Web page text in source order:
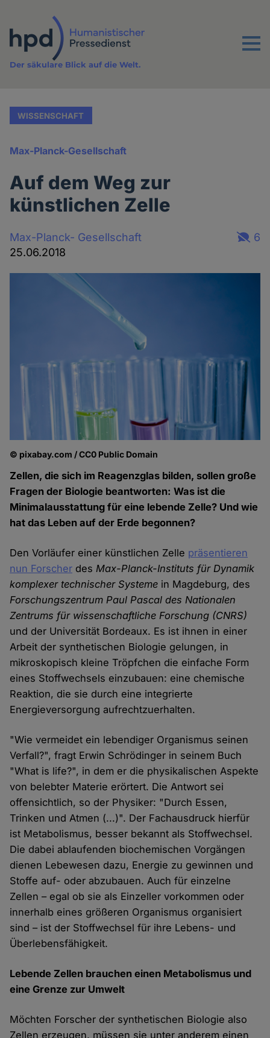
Inhalt
Menu
Der säkulare Blick auf die Welt.
WISSENSCHAFT
Max-Planck-Gesellschaft
Auf dem Weg zur
künstlichen Zelle
Max-Planck- Gesellschaft
25.06.2018
6
© pixabay.com / CC0 Public Domain
Zellen, die sich im Reagenzglas bilden, sollen große
Fragen der Biologie beantworten: Was ist die
Minimalausstattung für eine lebende Zelle? Und wie
hat das Leben auf der Erde begonnen?
Den Vorläufer einer künstlichen Zelle präsentieren
nun Forscher desMax-Planck-Instituts für Dynamik
komplexer technischer Systeme in Magdeburg, des
Forschungszentrum Paul Pascal des Nationalen
Zentrums für wissenschaftliche Forschung (CNRS)
und der Universität Bordeaux. Es ist ihnen in einer
Arbeit der synthetischen Biologie gelungen, in
mikroskopisch kleine Tröpfchen die einfache Form
eines Stoffwechsels einzubauen: eine chemische
Reaktion, die sie durch eine integrierte
Energieversorgung aufrechtzuerhalten.
"Wie vermeidet ein lebendiger Organismus seinen
Verfall?", fragt Erwin Schrödinger in seinem Buch
"What is life?", in dem er die physikalischen Aspekte
von belebter Materie erörtert. Die Antwort sei
offensichtlich, so der Physiker: "Durch Essen,
Trinken und Atmen (...)". Der Fachausdruck hierfür
ist Metabolismus, besser bekannt als Stoffwechsel.
Die dabei ablaufenden biochemischen Vorgängen
dienen Lebewesen dazu, Energie zu gewinnen und
Stoffe auf- oder abzubauen. Auch für einzelne
Zellen – egal ob sie als Einzeller vorkommen oder
innerhalb eines größeren Organismus organisiert
sind – ist der Stoffwechsel für ihre Lebens- und
Überlebensfähigkeit.
Lebende Zellen brauchen einen Metabolismus und
eine Grenze zur Umwelt
Möchten Forscher der synthetischen Biologie also
Zellen erzeugen, müssen sie unter anderem einen